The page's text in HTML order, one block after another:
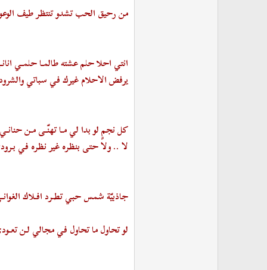
من رحيق الحب تشدو تنتظر طيف
انتي احلا حلم عشته طالمـا حلمـي
يرفض الاحلام غيرك في سباتي
كل نجمٍ لو بدا لي مـا تهنّـى مـن حنانـي
لا .. ولا حتى بنظره غير نظره في
جاذبيّة شمس حبي تطـرد افـلاك
لو تحاول ما تحاول في مجالي لـن